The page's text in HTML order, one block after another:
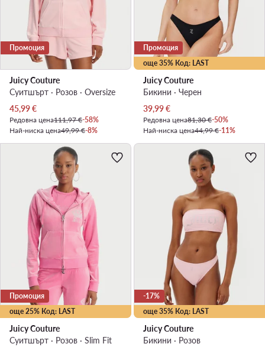
Промоция
Juicy Couture
Суитшърт · Розов · Oversize
Актуална цена
45,99€
Редовна цена111,97 €-58%
Най-ниска цена49,99 €-8%
още 35% Код: LAST
Промоция
Juicy Couture
Бикини · Черен
Актуална цена
39,99€
Редовна цена81,30 €-50%
Най-ниска цена44,99 €-11%
още 25% Код: LAST
Промоция
Juicy Couture
Суитшърт · Розов · Slim Fit
още 35% Код: LAST
-17%
Juicy Couture
Бикини · Розов